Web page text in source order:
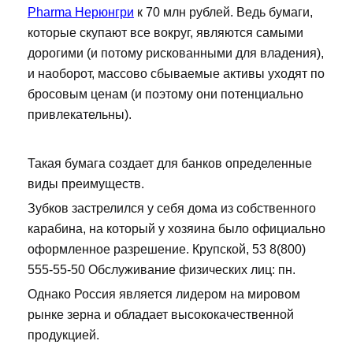
Pharma Нерюнгри к 70 млн рублей. Ведь бумаги,
которые скупают все вокруг, являются самыми
дорогими (и потому рискованными для владения),
и наоборот, массово сбываемые активы уходят по
бросовым ценам (и поэтому они потенциально
привлекательны).
Такая бумага создает для банков определенные
виды преимуществ.
Зубков застрелился у себя дома из собственного
карабина, на который у хозяина было официально
оформленное разрешение. Крупской, 53 8(800)
555-55-50 Обслуживание физических лиц: пн.
Однако Россия является лидером на мировом
рынке зерна и обладает высококачественной
продукцией.